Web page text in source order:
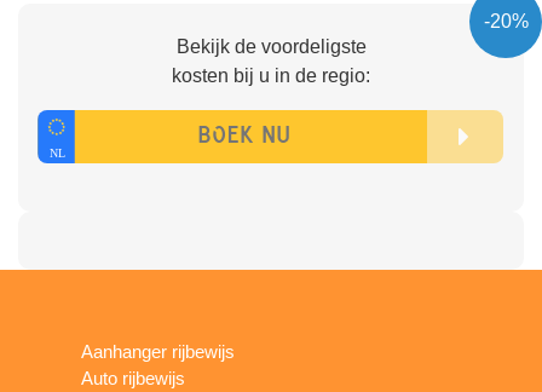
-20%
Bekijk de voordeligste
kosten bij u in de regio:
Aanhanger rijbewijs
Auto rijbewijs